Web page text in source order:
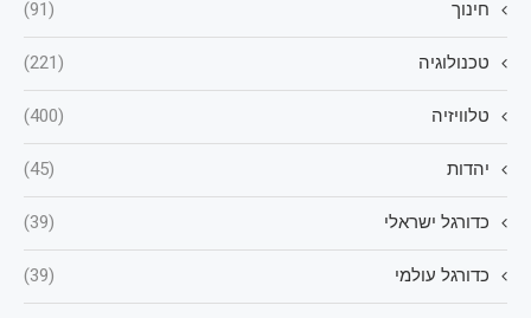
חינוך (91)
טכנולוגיה (221)
טלוויזיה (400)
יהדות (45)
כדורגל ישראלי (39)
כדורגל עולמי (39)